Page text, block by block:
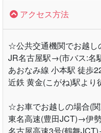
アクセス方法
☆公共交通機関でお越
JR名古屋駅→(市バス:名
あおなみ線 小本駅 徒歩
近鉄 黄金(こがね)駅より
☆お車でお越しの場合(
東名高速(豊田JCT)→伊
名古屋高速3号(鶴舞